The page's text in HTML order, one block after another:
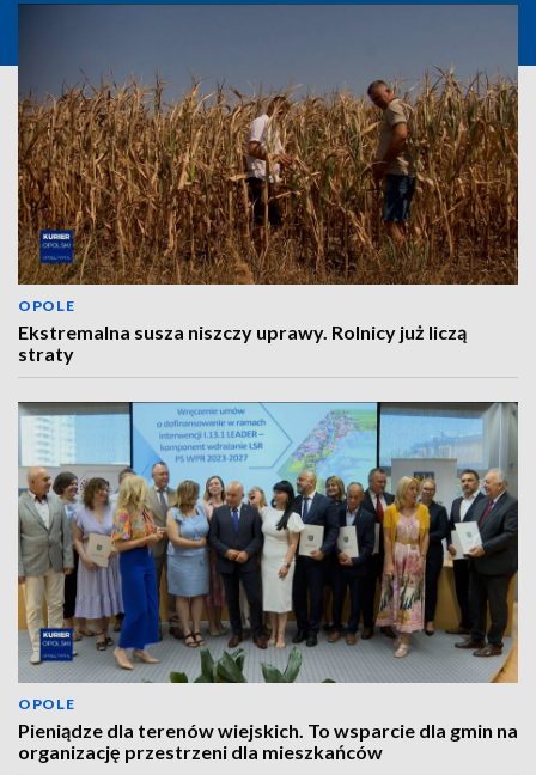
OPOLE
Ekstremalna susza niszczy uprawy. Rolnicy już liczą
straty
OPOLE
Pieniądze dla terenów wiejskich. To wsparcie dla gmin na
organizację przestrzeni dla mieszkańców